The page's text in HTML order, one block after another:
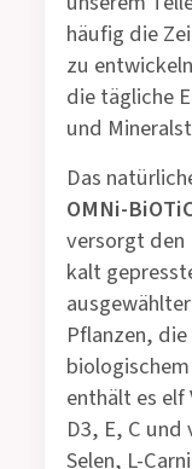
häufig die
zu
die tägliche
und
Das
OMNi-
versorgt den
kalt
Pflanzen,
enthält es
D3, E, C
Selen, L-